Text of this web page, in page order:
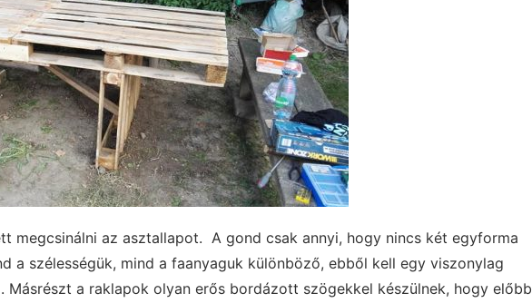
megcsinálni az asztallapot. A gond csak annyi, hogy nincs két egyforma
a szélességük, mind a faanyaguk különböző, ebből kell egy viszonylag
Másrészt a raklapok olyan erős bordázott szögekkel készülnek, hogy előbb